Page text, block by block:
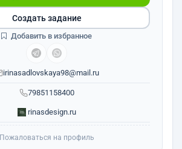
79851158400
irinasadlovskaya98@mail.ru
rinasdesign.ru
Создать задание
Добавить в избранное
Пожаловаться на профиль